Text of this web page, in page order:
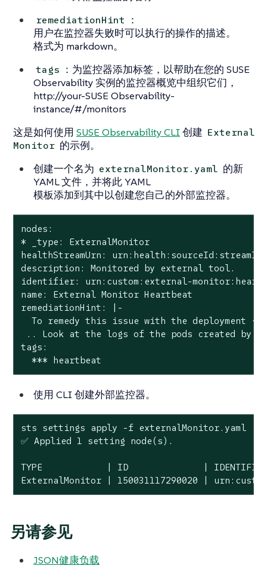
remediationHint
：
用户在监控器失败时可以执行的操作的描述。
格式为 markdown。
tags ：为监控器添加标签，以帮助在您的 SUSE
Observability 实例的监控器概览中组织它们，
http://your-SUSE Observability-
instance/#/monitors
这是如何使用 SUSE Observability CLI创建 External
Monitor 的示例。
创建一个名为 externalMonitor.yaml 的新
YAML 文件，并将此 YAML
模板添加到其中以创建您自己的外部监控器。
nodes:
* _type: ExternalMonitor
healthStreamUrn: urn:health:sourceId:streamId
description: Monitored by external tool.
identifier: urn:custom:external-
name: External Monitor Heartbeat
remediationHint: |-
To remedy this issue with the deployment
.. Look at the logs of the pods created by
tags:
  *** heartbeat
使用 CLI 创建外部监控器。
sts settings apply -f externalMonitor.yaml
✅ Applied 1 setting node(s).
TYPE            | ID              |
ExternalMonitor | 150031117290020 |
另请参见
JSON健康负载